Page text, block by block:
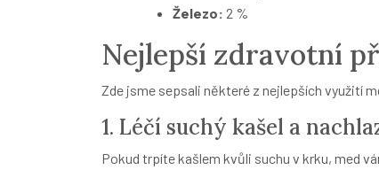
Železo: 2 %
Nejlepší zdravotní
Zde jsme sepsali některé z nejlepších využití
1. Léčí suchý kašel a
Pokud trpíte kašlem kvůli suchu v krku, med